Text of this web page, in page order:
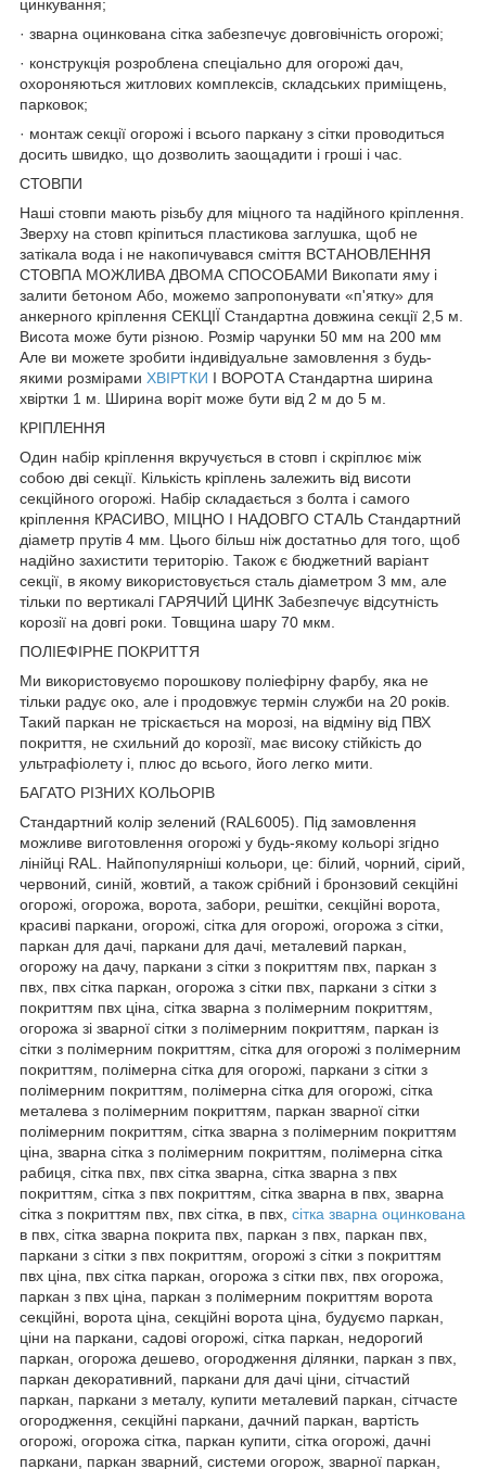
цинкування;
· зварна оцинкована сітка забезпечує довговічність огорожі;
· конструкція розроблена спеціально для огорожі дач,
охороняються житлових комплексів, складських приміщень,
парковок;
· монтаж секції огорожі і всього паркану з сітки проводиться
досить швидко, що дозволить заощадити і гроші і час.
СТОВПИ
Наші стовпи мають різьбу для міцного та надійного кріплення.
Зверху на стовп кріпиться пластикова заглушка, щоб не
затікала вода і не накопичувався сміття ВСТАНОВЛЕННЯ
СТОВПА МОЖЛИВА ДВОМА СПОСОБАМИ Викопати яму і
залити бетоном Або, можемо запропонувати «п'ятку» для
анкерного кріплення СЕКЦІЇ Стандартна довжина секції 2,5 м.
Висота може бути різною. Розмір чарунки 50 мм на 200 мм
Але ви можете зробити індивідуальне замовлення з будь-
якими розмірами ХВІРТКИ І ВОРОТА Стандартна ширина
хвіртки 1 м. Ширина воріт може бути від 2 м до 5 м.
КРІПЛЕННЯ
Один набір кріплення вкручується в стовп і скріплює між
собою дві секції. Кількість кріплень залежить від висоти
секційного огорожі. Набір складається з болта і самого
кріплення КРАСИВО, МІЦНО І НАДОВГО СТАЛЬ Стандартний
діаметр прутів 4 мм. Цього більш ніж достатньо для того, щоб
надійно захистити територію. Також є бюджетний варіант
секції, в якому використовується сталь діаметром 3 мм, але
тільки по вертикалі ГАРЯЧИЙ ЦИНК Забезпечує відсутність
корозії на довгі роки. Товщина шару 70 мкм.
ПОЛІЕФІРНЕ ПОКРИТТЯ
Ми використовуємо порошкову поліефірну фарбу, яка не
тільки радує око, але і продовжує термін служби на 20 років.
Такий паркан не тріскається на морозі, на відміну від ПВХ
покриття, не схильний до корозії, має високу стійкість до
ультрафіолету і, плюс до всього, його легко мити.
БАГАТО РІЗНИХ КОЛЬОРІВ
Стандартний колір зелений (RAL6005). Під замовлення
можливе виготовлення огорожі у будь-якому кольорі згідно
лінійці RAL. Найпопулярніші кольори, це: білий, чорний, сірий,
червоний, синій, жовтий, а також срібний і бронзовий секційні
огорожі, огорожа, ворота, забори, решітки, секційні ворота,
красиві паркани, огорожі, сітка для огорожі, огорожа з сітки,
паркан для дачі, паркани для дачі, металевий паркан,
огорожу на дачу, паркани з сітки з покриттям пвх, паркан з
пвх, пвх сітка паркан, огорожа з сітки пвх, паркани з сітки з
покриттям пвх ціна, сітка зварна з полімерним покриттям,
огорожа зі зварної сітки з полімерним покриттям, паркан із
сітки з полімерним покриттям, сітка для огорожі з полімерним
покриттям, полімерна сітка для огорожі, паркани з сітки з
полімерним покриттям, полімерна сітка для огорожі, сітка
металева з полімерним покриттям, паркан зварної сітки
полімерним покриттям, сітка зварна з полімерним покриттям
ціна, зварна сітка з полімерним покриттям, полімерна сітка
рабиця, сітка пвх, пвх сітка зварна, сітка зварна з пвх
покриттям, сітка з пвх покриттям, сітка зварна в пвх, зварна
сітка з покриттям пвх, пвх сітка, в пвх, сітка зварна оцинкована
в пвх, сітка зварна покрита пвх, паркан з пвх, паркан пвх,
паркани з сітки з пвх покриттям, огорожі з сітки з покриттям
пвх ціна, пвх сітка паркан, огорожа з сітки пвх, пвх огорожа,
паркан з пвх ціна, паркан з полімерним покриттям ворота
секційні, ворота ціна, секційні ворота ціна, будуємо паркан,
ціни на паркани, садові огорожі, сітка паркан, недорогий
паркан, огорожа дешево, огородження ділянки, паркан з пвх,
паркан декоративний, паркани для дачі ціни, сітчастий
паркан, паркани з металу, купити металевий паркан, сітчасте
огородження, секційні паркани, дачний паркан, вартість
огорожі, огорожа сітка, паркан купити, сітка огорожі, дачні
паркани, паркан зварний, системи огорож, зварної паркан,